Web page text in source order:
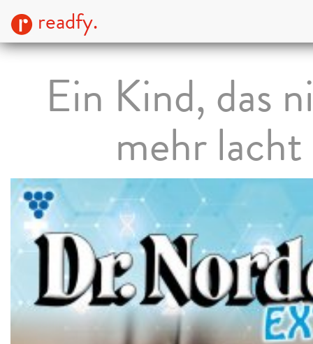
readfy.
Ein Kind, das
mehr lacht